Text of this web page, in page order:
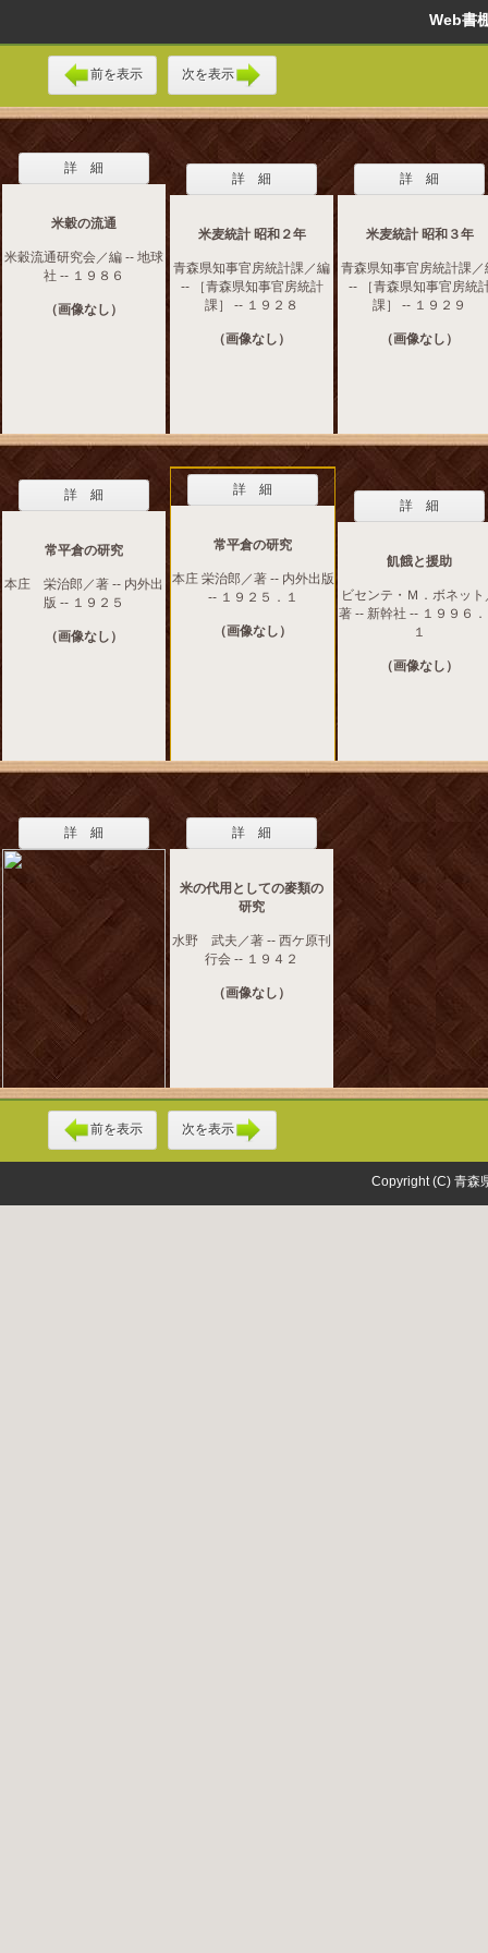
Web
前を表示 次を表示
詳 細
米穀の流通
米穀流通研究会／編 -- 地球
社 -- １９８６
（画像なし）
詳 細
米麦統計 昭和２年
青森県知事官房統計課／編
-- ［青森県知事官房統計
課］ -- １９２８
（画像なし）
詳 細
米麦統計 昭和３年
青森県知事官房統計課／
-- ［青森県知事官房統
課］ -- １９２９
（画像なし）
詳 細
常平倉の研究
本庄 栄治郎／著 -- 内外出
版 -- １９２５
（画像なし）
詳 細
常平倉の研究
本庄 栄治郎／著 -- 内外出版
-- １９２５．１
（画像なし）
詳 細
飢餓と援助
ビセンテ・Ｍ．ボネット
著 -- 新幹社 -- １９９６
１
（画像なし）
詳 細 詳 細
米の代用としての麥類の
研究
水野 武夫／著 -- 西ケ原刊
行会 -- １９４２
（画像なし）
前を表示 次を表示
Copyright (C) 青森